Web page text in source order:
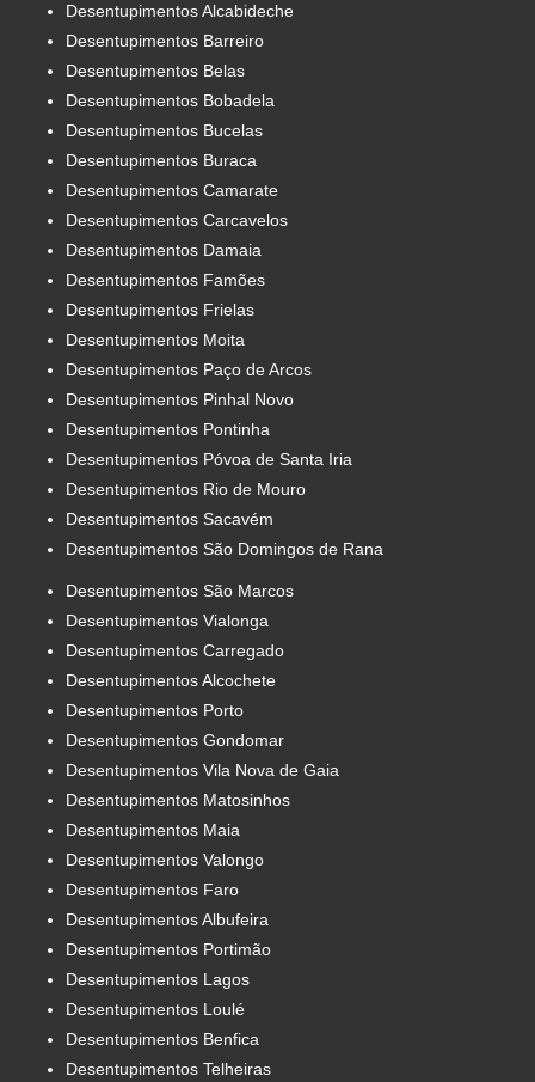
Desentupimentos Alcabideche
Desentupimentos Barreiro
Desentupimentos Belas
Desentupimentos Bobadela
Desentupimentos Bucelas
Desentupimentos Buraca
Desentupimentos Camarate
Desentupimentos Carcavelos
Desentupimentos Damaia
Desentupimentos Famões
Desentupimentos Frielas
Desentupimentos Moita
Desentupimentos Paço de Arcos
Desentupimentos Pinhal Novo
Desentupimentos Pontinha
Desentupimentos Póvoa de Santa Iria
Desentupimentos Rio de Mouro
Desentupimentos Sacavém
Desentupimentos São Domingos de Rana
Desentupimentos São Marcos
Desentupimentos Vialonga
Desentupimentos Carregado
Desentupimentos Alcochete
Desentupimentos Porto
Desentupimentos Gondomar
Desentupimentos Vila Nova de Gaia
Desentupimentos Matosinhos
Desentupimentos Maia
Desentupimentos Valongo
Desentupimentos Faro
Desentupimentos Albufeira
Desentupimentos Portimão
Desentupimentos Lagos
Desentupimentos Loulé
Desentupimentos Benfica
Desentupimentos Telheiras